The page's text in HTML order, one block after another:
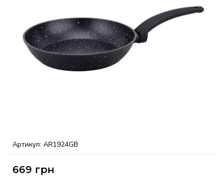
Артикул: AR1924GB
669 грн